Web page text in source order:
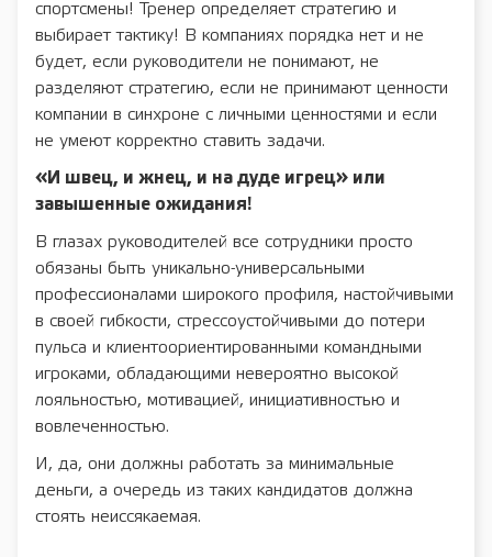
спортсмены! Тренер определяет стратегию и
выбирает тактику! В компаниях порядка нет и не
будет, если руководители не понимают, не
разделяют стратегию, если не принимают ценности
компании в синхроне с личными ценностями и если
не умеют корректно ставить задачи.
«И швец, и жнец, и на дуде игрец» или
завышенные ожидания!
В глазах руководителей все сотрудники просто
обязаны быть уникально-универсальными
профессионалами широкого профиля, настойчивыми
в своей гибкости, стрессоустойчивыми до потери
пульса и клиентоориентированными командными
игроками, обладающими невероятно высокой
лояльностью, мотивацией, инициативностью и
вовлеченностью.
И, да, они должны работать за минимальные
деньги, а очередь из таких кандидатов должна
стоять неиссякаемая.